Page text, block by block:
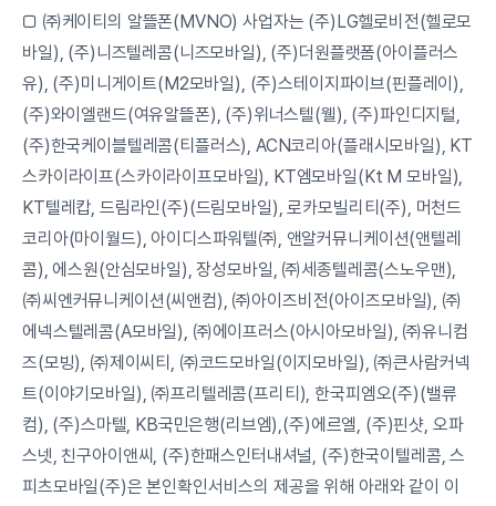
□ ㈜케이티의 알뜰폰(MVNO) 사업자는 (주)LG헬로비전(헬로모
바일), (주)니즈텔레콤(니즈모바일), (주)더원플랫폼(아이플러스
유), (주)미니게이트(M2모바일), (주)스테이지파이브(핀플레이),
(주)와이엘랜드(여유알뜰폰), (주)위너스텔(웰), (주)파인디지털,
(주)한국케이블텔레콤(티플러스), ACN코리아(플래시모바일), KT
스카이라이프(스카이라이프모바일), KT엠모바일(Kt M 모바일),
KT텔레캅, 드림라인(주)(드림모바일), 로카모빌리티(주), 머천드
코리아(마이월드), 아이디스파워텔㈜, 앤알커뮤니케이션(앤텔레
콤), 에스원(안심모바일), 장성모바일, ㈜세종텔레콤(스노우맨),
㈜씨엔커뮤니케이션(씨앤컴), ㈜아이즈비전(아이즈모바일), ㈜
에넥스텔레콤(A모바일), ㈜에이프러스(아시아모바일), ㈜유니컴
즈(모빙), ㈜제이씨티, ㈜코드모바일(이지모바일), ㈜큰사람커넥
트(이야기모바일), ㈜프리텔레콤(프리티), 한국피엠오(주)(밸류
컴), (주)스마텔, KB국민은행(리브엠),(주)에르엘, (주)핀샷, 오파
스넷, 친구아이앤씨, (주)한패스인터내셔널, (주)한국이텔레콤, 스
피츠모바일(주)은 본인확인서비스의 제공을 위해 아래와 같이 이